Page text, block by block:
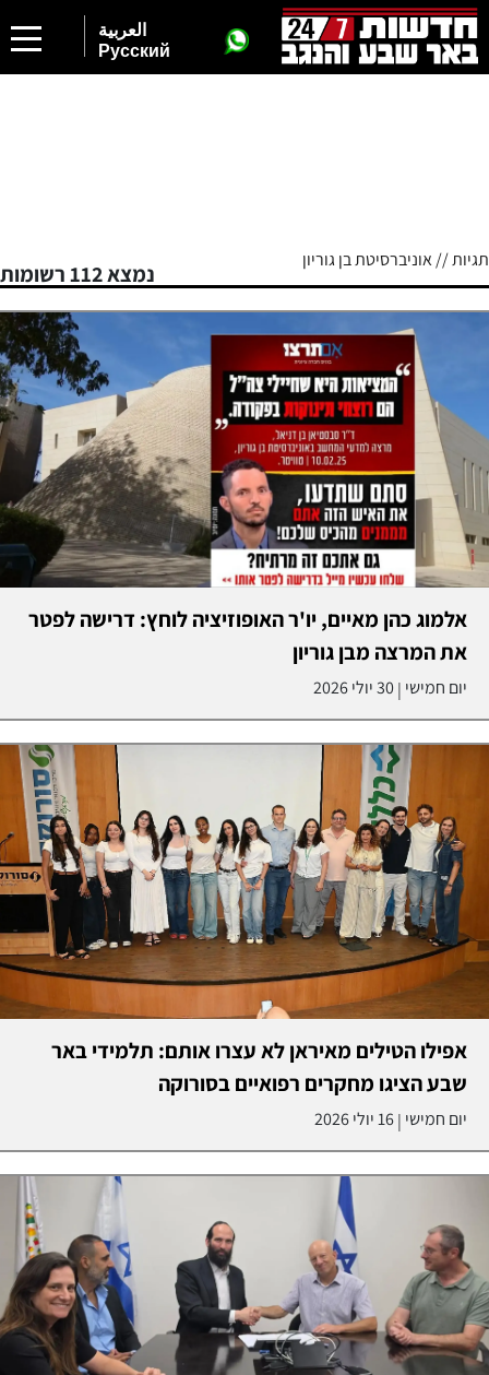
العربية
Русский
תגיות // אוניברסיטת בן גוריון
נמצא 112 רשומות
אלמוג כהן מאיים, יו'ר האופוזיציה לוחץ: דרישה לפטר
את המרצה מבן גוריון
יום חמישי |30 יולי 2026
אפילו הטילים מאיראן לא עצרו אותם: תלמידי באר
שבע הציגו מחקרים רפואיים בסורוקה
יום חמישי |16 יולי 2026